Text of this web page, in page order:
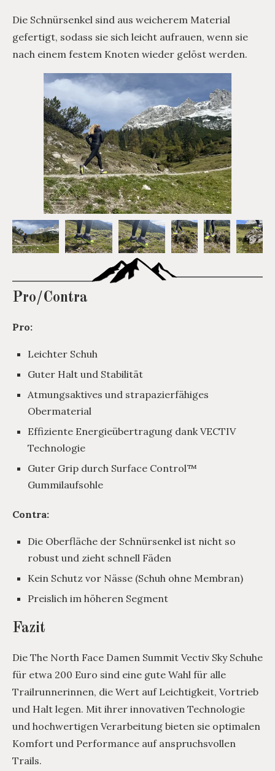
Die Schnürsenkel sind aus weicherem Material
gefertigt, sodass sie sich leicht aufrauen, wenn sie
nach einem festem Knoten wieder gelöst werden.
Pro/Contra
Pro:
Leichter Schuh
Guter Halt und Stabilität
Atmungsaktives und strapazierfähiges
Obermaterial
Effiziente Energieübertragung dank VECTIV
Technologie
Guter Grip durch Surface Control™
Gummilaufsohle
Contra:
Die Oberfläche der Schnürsenkel ist nicht so
robust und zieht schnell Fäden
Kein Schutz vor Nässe (Schuh ohne Membran)
Preislich im höheren Segment
Fazit
Die The North Face Damen Summit Vectiv Sky Schuhe
für etwa 200 Euro sind eine gute Wahl für alle
Trailrunnerinnen, die Wert auf Leichtigkeit, Vortrieb
und Halt legen. Mit ihrer innovativen Technologie
und hochwertigen Verarbeitung bieten sie optimalen
Komfort und Performance auf anspruchsvollen
Trails.